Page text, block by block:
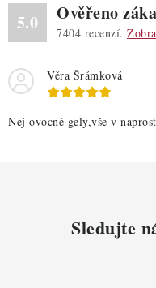
5.0 Ověřeno
7404 recenzí.
Věra Šrámková
Nej ovocné gely,vše v
Sledujte